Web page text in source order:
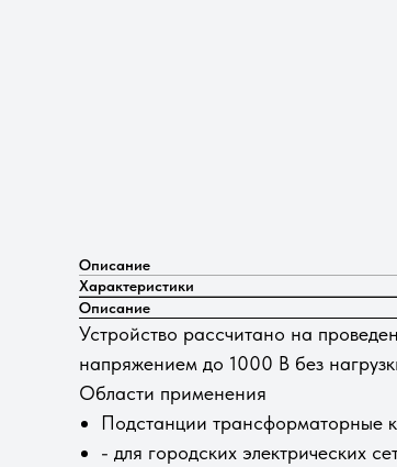
Описание
Характеристики
Описание
Устройство рассчитано на
напряжением до 1000 В без
Области применения
Подстанции трансформаторные
- для городских электрических